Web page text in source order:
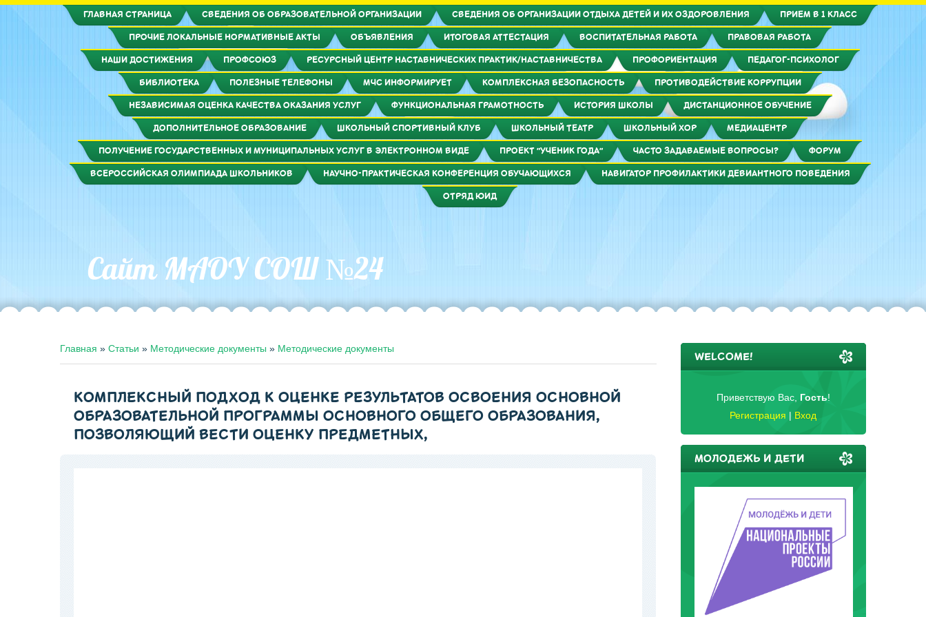
ГЛАВНАЯ СТРАНИЦА СВЕДЕНИЯ ОБ ОБРАЗОВАТЕЛЬНОЙ ОРГАНИЗАЦИИ СВЕДЕНИЯ ОБ ОРГАНИЗАЦИИ ОТДЫХА ДЕТЕЙ И ИХ ОЗДОРОВЛЕНИЯ ПРИЕМ В 1 КЛАСС
ПРОЧИЕ ЛОКАЛЬНЫЕ НОРМАТИВНЫЕ АКТЫ ОБЪЯВЛЕНИЯ ИТОГОВАЯ АТТЕСТАЦИЯ ВОСПИТАТЕЛЬНАЯ РАБОТА ПРАВОВАЯ РАБОТА
НАШИ ДОСТИЖЕНИЯ ПРОФСОЮЗ РЕСУРСНЫЙ ЦЕНТР НАСТАВНИЧЕСКИХ ПРАКТИК/НАСТАВНИЧЕСТВА ПРОФОРИЕНТАЦИЯ ПЕДАГОГ-ПСИХОЛОГ
БИБЛИОТЕКА ПОЛЕЗНЫЕ ТЕЛЕФОНЫ МЧС ИНФОРМИРУЕТ КОМПЛЕКСНАЯ БЕЗОПАСНОСТЬ ПРОТИВОДЕЙСТВИЕ КОРРУПЦИИ
НЕЗАВИСИМАЯ ОЦЕНКА КАЧЕСТВА ОКАЗАНИЯ УСЛУГ ФУНКЦИОНАЛЬНАЯ ГРАМОТНОСТЬ ИСТОРИЯ ШКОЛЫ ДИСТАНЦИОННОЕ ОБУЧЕНИЕ
ДОПОЛНИТЕЛЬНОЕ ОБРАЗОВАНИЕ ШКОЛЬНЫЙ СПОРТИВНЫЙ КЛУБ ШКОЛЬНЫЙ ТЕАТР ШКОЛЬНЫЙ ХОР МЕДИАЦЕНТР
ПОЛУЧЕНИЕ ГОСУДАРСТВЕННЫХ И МУНИЦИПАЛЬНЫХ УСЛУГ В ЭЛЕКТРОННОМ ВИДЕ ПРОЕКТ "УЧЕНИК ГОДА" ЧАСТО ЗАДАВАЕМЫЕ ВОПРОСЫ? ФОРУМ
ВСЕРОССИЙСКАЯ ОЛИМПИАДА ШКОЛЬНИКОВ НАУЧНО-ПРАКТИЧЕСКАЯ КОНФЕРЕНЦИЯ ОБУЧАЮЩИХСЯ НАВИГАТОР ПРОФИЛАКТИКИ ДЕВИАНТНОГО ПОВЕДЕНИЯ
ОТРЯД ЮИД
Сайт МАОУ СОШ №24
Главная » Статьи » Методические документы » Методические документы
КОМПЛЕКСНЫЙ ПОДХОД К ОЦЕНКЕ РЕЗУЛЬТАТОВ ОСВОЕНИЯ ОСНОВНОЙ
ОБРАЗОВАТЕЛЬНОЙ ПРОГРАММЫ ОСНОВНОГО ОБЩЕГО ОБРАЗОВАНИЯ,
ПОЗВОЛЯЮЩИЙ ВЕСТИ ОЦЕНКУ ПРЕДМЕТНЫХ,
WELCOME!
Приветствую Вас, Гость!
Регистрация | Вход
МОЛОДЕЖЬ И ДЕТИ